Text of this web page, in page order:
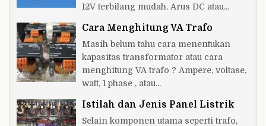
12V terbilang mudah. Arus DC atau...
Cara Menghitung VA Trafo
Masih belum tahu cara menentukan
kapasitas transformator atau cara
menghitung VA trafo ? Ampere, voltase,
watt, 1 phase , atau...
Istilah dan Jenis Panel Listrik
Selain komponen utama seperti trafo,